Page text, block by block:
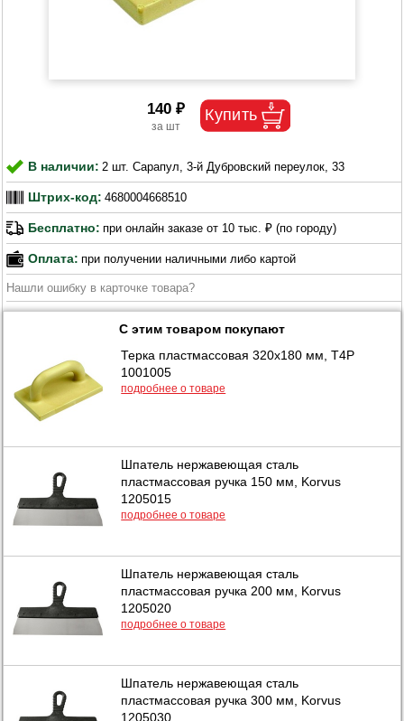
140 ₽
В наличии: 2 шт. Сарапул, 3-й Дубровский переулок, 33
Штрих-код: 4680004668510
Бесплатно: при онлайн заказе от 10 тыс. ₽ (по городу)
Оплата: при получении наличными либо картой
Нашли ошибку в карточке товара?
С этим товаром покупают
Терка пластмассовая 320х180 мм, T4P
1001005
подробнее о товаре
Шпатель нержавеющая сталь
пластмассовая ручка 150 мм, Korvus
1205015
подробнее о товаре
Шпатель нержавеющая сталь
пластмассовая ручка 200 мм, Korvus
1205020
подробнее о товаре
Шпатель нержавеющая сталь
пластмассовая ручка 300 мм, Korvus
1205030